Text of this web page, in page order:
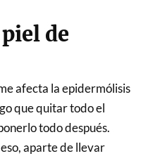
de
afecta la epidermólisis
que quitar todo el
todo después.
aparte de llevar